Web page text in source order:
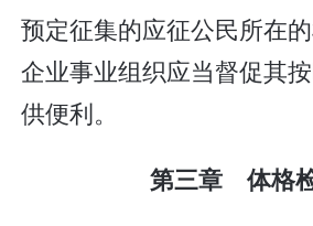
预定征集的应征公民所在的
企业事业组织应当督促其
供便利。
第三章 体格